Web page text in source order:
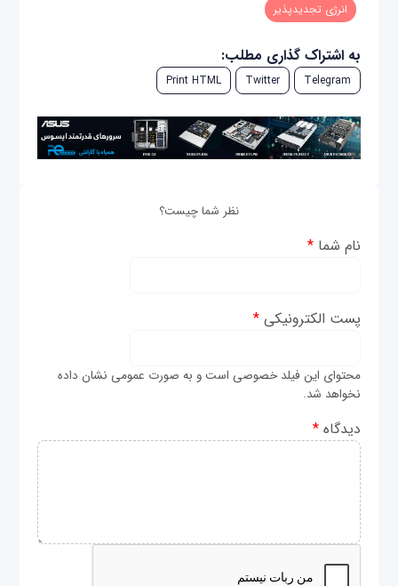
انرژی تجدیدپذیر
به اشتراک گذاری مطلب:
Telegram
Twitter
Print HTML
نظر شما چیست؟
نام شما*
پست الکترونیکی*
محتوای این فیلد خصوصی است و به صورت عمومی نشان داده
نخواهد شد.
دیدگاه*